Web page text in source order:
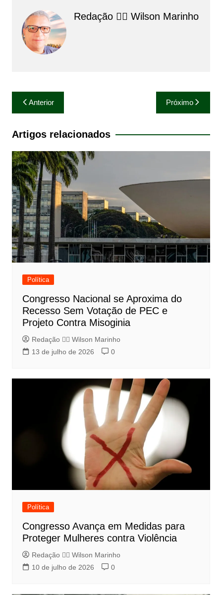
Redação 👨‍⚖️​ Wilson Marinho
Navegação
de
Post
Anterior Próximo
Artigos relacionados
Política
Congresso Nacional se Aproxima do
Recesso Sem Votação de PEC e
Projeto Contra Misoginia
Redação 👨‍⚖️​ Wilson Marinho
13 de julho de 2026
0
Política
Congresso Avança em Medidas para
Proteger Mulheres contra Violência
Redação 👨‍⚖️​ Wilson Marinho
10 de julho de 2026
0